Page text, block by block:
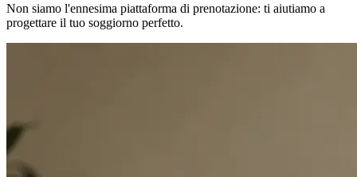
Non siamo l'ennesima piattaforma di prenotazione: ti aiutiamo a
progettare il tuo soggiorno perfetto.